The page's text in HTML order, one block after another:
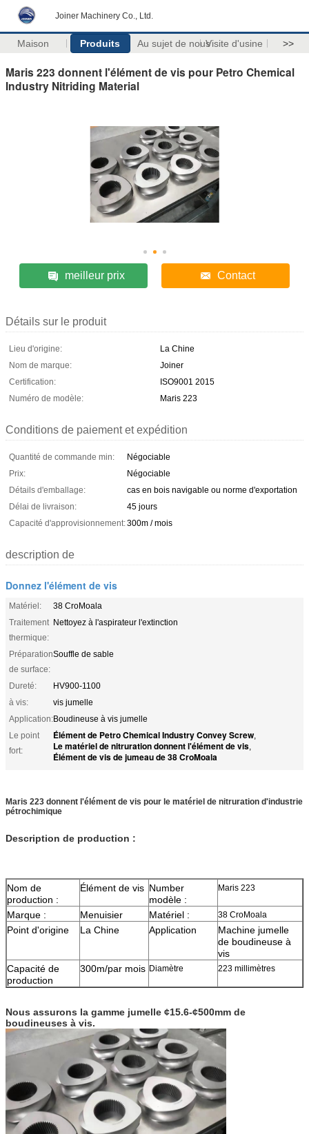
Joiner Machinery Co., Ltd.
Maison Produits Au sujet de nousVisite d'usine >>
Maris 223 donnent l'élément de vis pour Petro Chemical
Industry Nitriding Material
meilleur prix Contact
Détails sur le produit
Lieu d'origine:
La Chine
Nom de marque:
Joiner
Certification:
ISO9001 2015
Numéro de modèle:
Maris 223
Conditions de paiement et expédition
Quantité de commande min:
Négociable
Prix:
Négociable
Détails d'emballage:
cas en bois navigable ou norme d'exportation
Délai de livraison:
45 jours
Capacité d'approvisionnement:300m / mois
description de
Donnez l'élément de vis
Matériel:
38 CroMoala
Traitement
thermique:
Nettoyez à l'aspirateur l'extinction
Préparation
de surface:
Souffle de sable
Dureté:
HV900-1100
à vis:
vis jumelle
Application:Boudineuse à vis jumelle
Le point
fort:
Élément de Petro Chemical Industry Convey Screw,
Le matériel de nitruration donnent l'élément de vis,
Élément de vis de jumeau de 38 CroMoala
Maris 223 donnent l'élément de vis pour le matériel de nitruration d'industrie
pétrochimique
Description de production :
Nom de
production :
Élément de vis Number
modèle :
Maris 223
Marque : Menuisier Matériel : 38 CroMoala
Point d'origine La Chine Application
Machine jumelle
de boudineuse à
vis
Capacité de
production
300m/par mois Diamètre 223 millimètres
Nous assurons la gamme jumelle ¢15.6-¢500mm de
boudineuses à vis.